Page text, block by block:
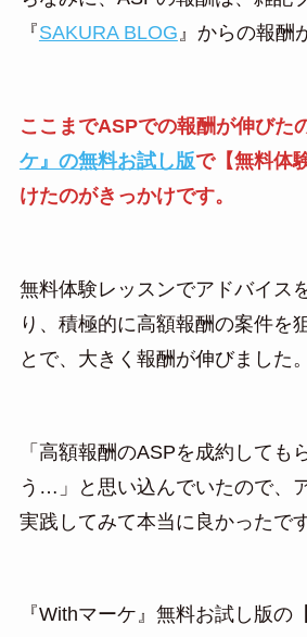
『SAKURA BLOG』からの報酬
ここまでASPでの報酬が伸びた
ケ』の無料お試し版で【無料体
けたのがきっかけです。
無料体験レッスンでアドバイス
り、積極的に高額報酬の案件を
とで、大きく報酬が伸びました。
「高額報酬のASPを成約しても
う…」と思い込んでいたので、
実践してみて本当に良かったです
『Withマーケ』無料お試し版の